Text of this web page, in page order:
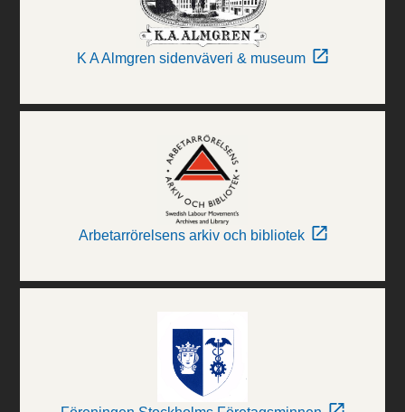
K A Almgren sidenväveri & museum
Arbetarrörelsens arkiv och bibliotek